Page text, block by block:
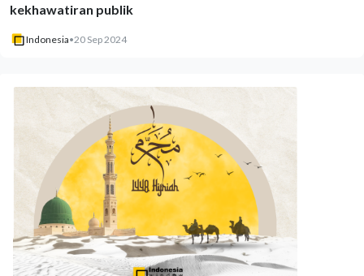
kekhawatiran publik
Indonesia•20 Sep 2024